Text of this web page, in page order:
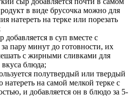
в виде брусочка можно для
натереть на терке или порезать
в суп вместе с
пару минут до готовности, их
с жирными сливками для
блюда;
полутвердый или твердый
натереть на самой мелкой терке с
и добавляется он в блюдо за 5-